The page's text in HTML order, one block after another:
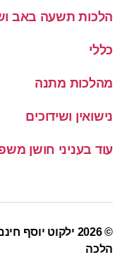
הלכות תשעה באב
כללי
מהלכות מתנה
נישואין ושידוכים
עוד בעניני חושן
© 2026
ילקוט יוסף
הלכה